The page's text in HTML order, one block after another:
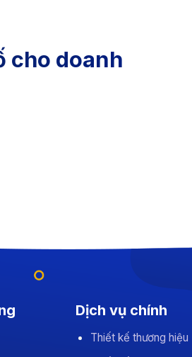
cho doanh
Dịch vụ chính
Thiết kế thương hiệu